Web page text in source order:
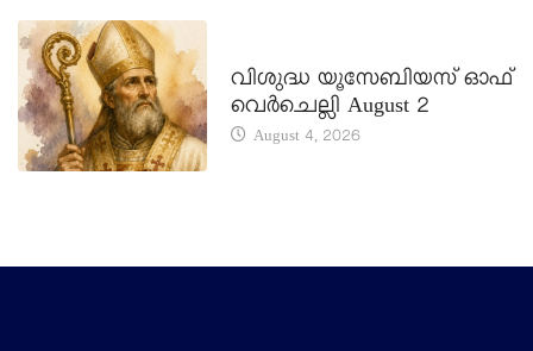
വിശുദ്ധ യൂസേബിയസ് ഓഫ്
വെർചെല്ലി August 2
August 4, 2026